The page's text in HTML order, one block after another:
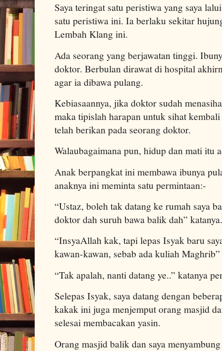
Saya teringat satu peristiwa yang saya
satu peristiwa ini. Ia berlaku sekitar
Lembah Klang ini.
Ada seorang yang berjawatan tinggi.
doktor. Berbulan dirawat di hospital
agar ia dibawa pulang.
Kebiasaannya, jika doktor sudah
maka tipislah harapan untuk sihat
telah berikan pada seorang doktor.
Walaubagaimana pun, hidup dan mati itu
Anak berpangkat ini membawa ibunya
anaknya ini meminta satu permintaan:-
“Ustaz, boleh tak datang ke rumah saya
doktor dah suruh bawa balik dah” katanya.
“InsyaAllah kak, tapi lepas Isyak baru
kawan-kawan, sebab ada kuliah Maghrib”
“Tak apalah, nanti datang ye..” katanya
Selepas Isyak, saya datang dengan
kakak ini juga menjemput orang masjid
selesai membacakan yasin.
Orang masjid balik dan saya